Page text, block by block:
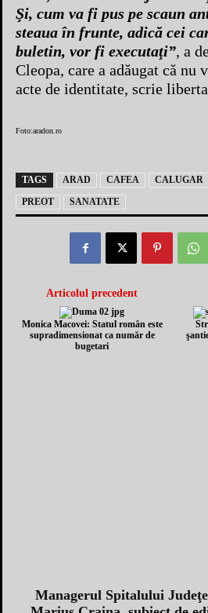
Şi, cum va fi pus pe scaun
steaua în frunte, adică cei
buletin, vor fi executaţi”, a
Cleopa, care a adăugat că nu
acte de identitate, scrie
Foto:aradon.ro
TAGS ARAD CAFEA CALUGAR
PREOT
SANATATE
Articolul precedent
Monica Macovei: Statul român este
supradimensionat ca număr de
bugetari
Managerul Spitalului